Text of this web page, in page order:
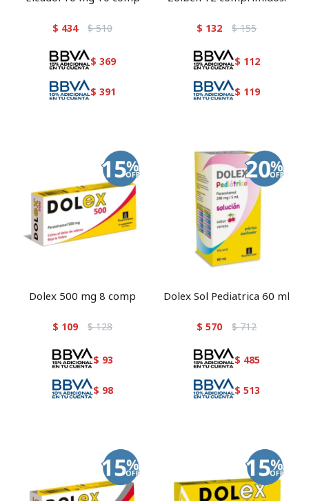
$ 434 $ 510
$ 369
$ 391
$ 132 $ 155
$ 112
$ 119
Dolex 500 mg 8 comp
$ 109 $ 128
$ 93
$ 98
Dolex Sol Pediatrica 60 ml
$ 570 $ 712
$ 485
$ 513